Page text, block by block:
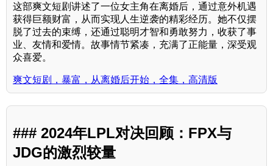
这部爽文短剧讲述了一位女主角在离婚后，通过意外机遇
获得巨额财富，从而实现人生逆袭的精彩经历。她不仅摆
脱了过去的束缚，还通过聪明才智和勇敢努力，收获了事
业、友情和爱情。故事情节紧凑，充满了正能量，深受观
众喜爱。
爽文短剧，暴富，从离婚后开始，全集，高清版
### 2024年LPL对决回顾：FPX与
JDG的激烈较量